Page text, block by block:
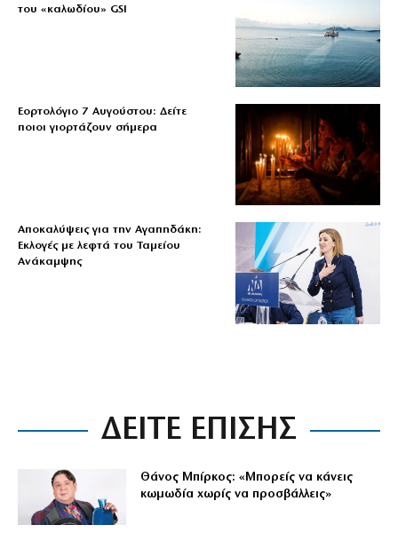
του «καλωδίου» GSI
Εορτολόγιο 7 Αυγούστου: Δείτε
ποιοι γιορτάζουν σήμερα
Αποκαλύψεις για την Αγαπηδάκη:
Εκλογές με λεφτά του Ταμείου
Ανάκαμψης
ΔΕΙΤΕ ΕΠΙΣΗΣ
Θάνος Μπίρκος: «Μπορείς να κάνεις
κωμωδία χωρίς να προσβάλλεις»